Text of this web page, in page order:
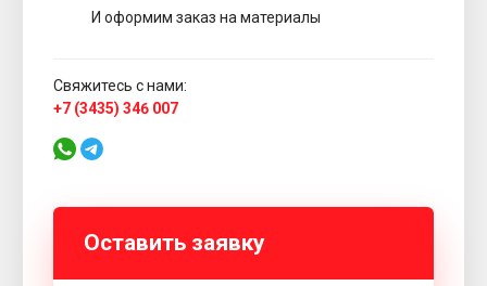
Противопригарные покрытия
Покрытия Водные
Аддитивное производство
Разделительные покрытия
Очистительные и отмывающие составы
Добавки в формовочную смесь против дефектов литья
И оформим заказ на материалы
Свяжитесь с нами:
+7 (3435) 346 007
Оставить заявку